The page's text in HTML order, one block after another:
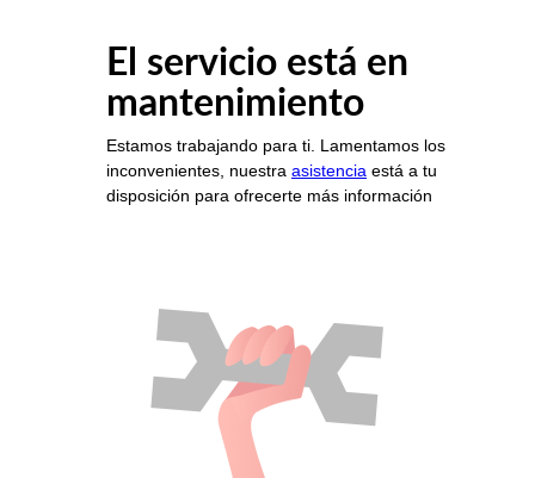
El servicio está en
mantenimiento
Estamos trabajando para ti. Lamentamos los
inconvenientes, nuestra asistencia está a tu
disposición para ofrecerte más información